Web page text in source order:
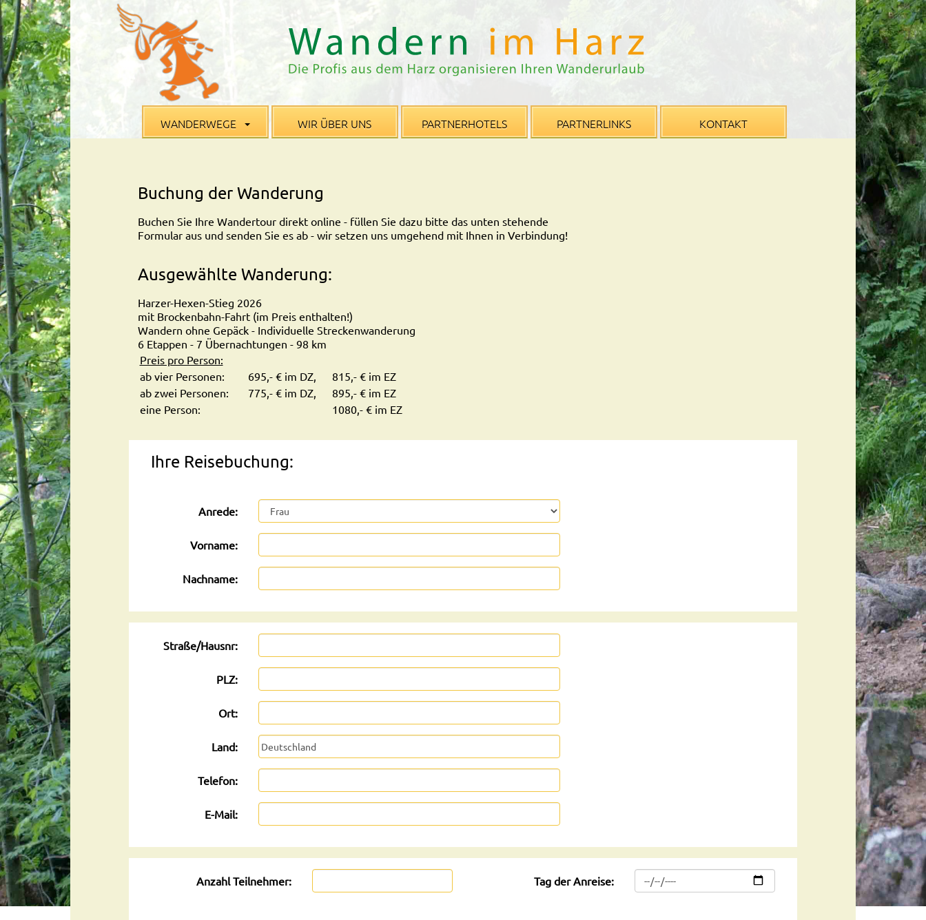
WANDERWEGE WIR ÜBER UNS PARTNERHOTELS PARTNERLINKS KONTAKT
Buchung der Wanderung
Buchen Sie Ihre Wandertour direkt online - füllen Sie dazu bitte das unten stehende
Formular aus und senden Sie es ab - wir setzen uns umgehend mit Ihnen in Verbindung!
Ausgewählte Wanderung:
Harzer-Hexen-Stieg 2026
mit Brockenbahn-Fahrt (im Preis enthalten!)
Wandern ohne Gepäck - Individuelle Streckenwanderung
6 Etappen - 7 Übernachtungen - 98 km
Preis pro Person:
ab vier Personen:
695,- € im DZ,
815,- € im EZ
ab zwei Personen:
775,- € im DZ,
895,- € im EZ
eine Person:
1080,- € im EZ
Ihre Reisebuchung:
Anrede:
Vorname:
Nachname:
Straße/Hausnr:
PLZ:
Ort:
Land:
Telefon:
E-Mail:
Anzahl Teilnehmer: Tag der Anreise: